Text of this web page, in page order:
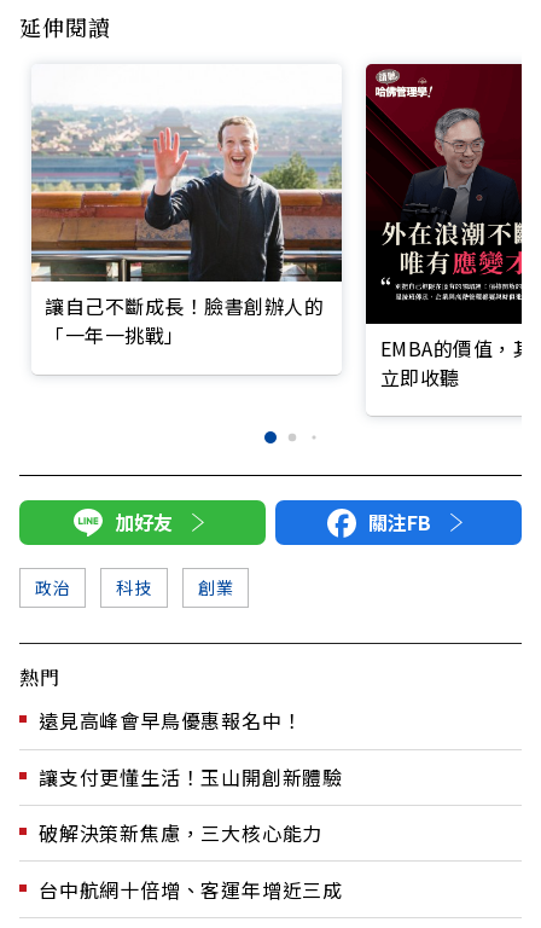
延伸閱讀
讓自己不斷成長！臉書創辦人的
「一年一挑戰」
EMBA的價值，
立即收聽
加好友 關注FB
政治 科技 創業
熱門
遠見高峰會早鳥優惠報名中！
讓支付更懂生活！玉山開創新體驗
破解決策新焦慮，三大核心能力
台中航網十倍增、客運年增近三成